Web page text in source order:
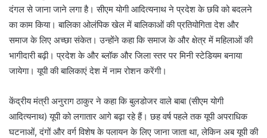
दंगल से जाना जाने लगा है। सीएम योगी आदित्यनाथ ने प्रदेश के छवि को बदलने
का काम किया। बालिका ओलंपिक खेल में बालिकाओं की प्रतियोगिता देश और
समाज के लिए अच्छा संकेत। उन्होंने कहा कि समाज के और क्षेत्र में महिलाओं की
भागीदारी बढ़ी। प्रदेश के और ब्लॉक और जिला स्तर पर मिनी स्टेडियम बनाया
जायेगा। यूपी की बालिकाएं देश में नाम रोशन करेंगी।
केंद्रीय मंत्री अनुराग ठाकुर ने कहा कि बुलडोजर वाले बाबा (सीएम योगी
आदित्यनाथ) यूपी को लगातार आगे बढ़ा रहे हैं। छह वर्ष पहले तक यूपी अपराधिक
घटनाओं, दंगों और वर्ग विशेष के पलायन के लिए जाना जाता था, लेकिन अब यूपी की